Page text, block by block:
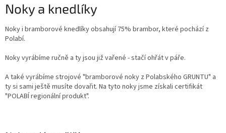
Noky a knedlíky
Noky i bramborové knedlíky obsahují 75% brambor, které pochází z
Polabí.
Noky vyrábíme ručně a ty jsou již vařené - stačí ohřát v páře.
A také vyrábíme strojové "bramborové noky z Polabského GRUNTU" a
ty si sami ještě musíte dovařit. Na tyto noky jsme získali certifikát
"POLABÍ regionální produkt".